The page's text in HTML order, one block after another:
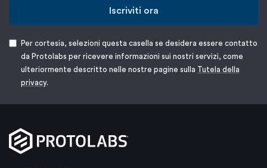
Iscriviti ora
Per cortesia, selezioni questa casella se desidera essere contatto
da Protolabs per ricevere informazioni sui nostri servizi, come
ulteriormente descritto nelle nostre pagine sulla Tutela della
privacy.